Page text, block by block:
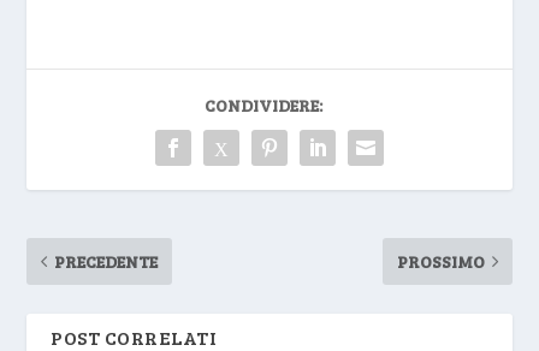
CONDIVIDERE:
PRECEDENTE PROSSIMO
POST CORRELATI